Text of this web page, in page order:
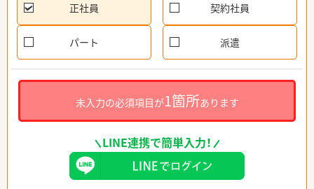
正社員 契約社員
パート 派遣
未入力の必須項目が1箇所あります
LINE連携で簡単入力！